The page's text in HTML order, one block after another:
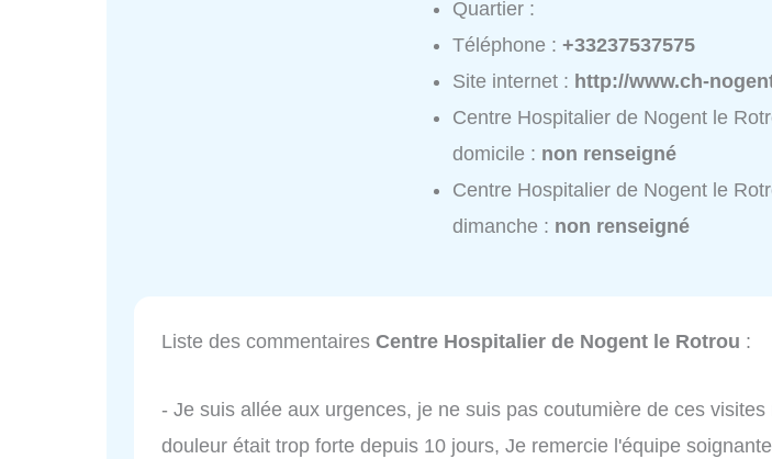
Quartier :
Téléphone :+33237537575
Site internet : http://www.ch-
Centre Hospitalier de Nogent le
domicile : non renseigné
Centre Hospitalier de Nogent le
dimanche : non renseigné
Liste des commentaires Centre Hospitalier de Nogent le Rotrou :
- Je suis allée aux urgences, je ne suis pas coutumière de ces visites
douleur était trop forte depuis 10 jours, Je remercie l'équipe